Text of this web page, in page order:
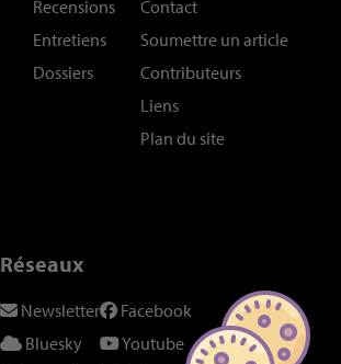
Recensions
Entretiens
Dossiers
Contact
Soumettre un article
Contributeurs
Liens
Plan du site
Réseaux
Newsletter
Bluesky
Facebook
Youtube